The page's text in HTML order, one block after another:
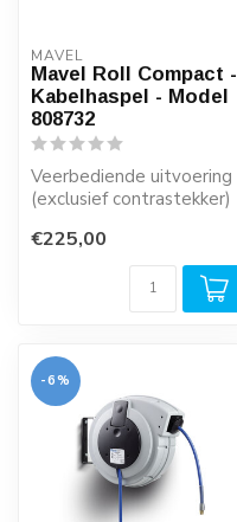
MAVEL
Mavel Roll Compact -
Kabelhaspel - Model
808732
Veerbediende uitvoering
(exclusief contrastekker)
€225,00
-6%